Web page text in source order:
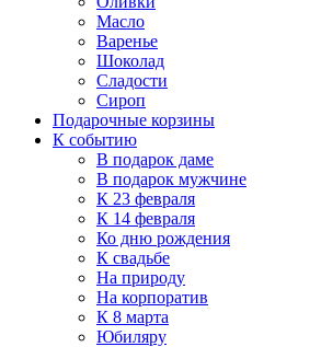
Масло
Варенье
Шоколад
Сладости
Сироп
Подарочные корзины
К событию
В подарок даме
В подарок мужчине
К 23 февраля
К 14 февраля
Ко дню рождения
К свадьбе
На природу
На корпоратив
К 8 марта
Юбиляру